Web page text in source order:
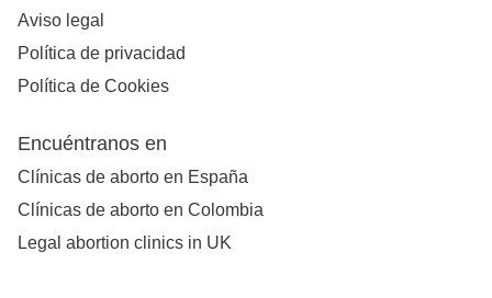
Aviso legal
Política de privacidad
Política de Cookies
Encuéntranos en
Clínicas de aborto en España
Clínicas de aborto en Colombia
Legal abortion clinics in UK